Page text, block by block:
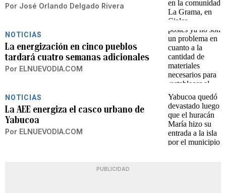
Por José Orlando Delgado Rivera
NOTICIAS
La energización en cinco pueblos
tardará cuatro semanas adicionales
Por ELNUEVODIA.COM
NOTICIAS
La AEE energiza el casco urbano de
Yabucoa
Por ELNUEVODIA.COM
PUBLICIDAD